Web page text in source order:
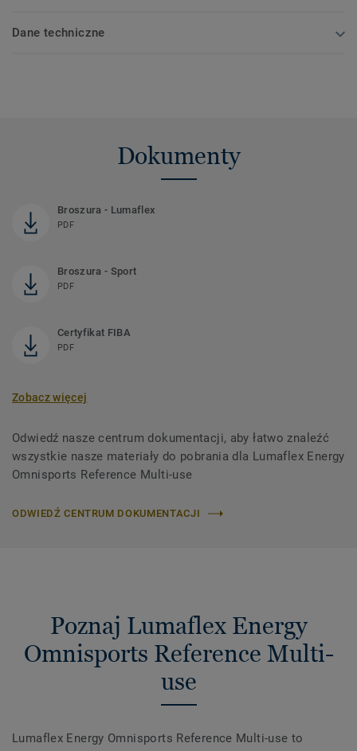
Dane techniczne
Dokumenty
Broszura - Lumaflex
PDF
Broszura - Sport
PDF
Certyfikat FIBA
PDF
Zobacz więcej
Odwiedź nasze centrum dokumentacji, aby łatwo znaleźć
wszystkie nasze materiały do ​​pobrania dla Lumaflex Energy
Omnisports Reference Multi-use
ODWIEDŹ CENTRUM DOKUMENTACJI
Poznaj Lumaflex Energy
Omnisports Reference Multi-
use
Lumaflex Energy Omnisports Reference Multi-use to